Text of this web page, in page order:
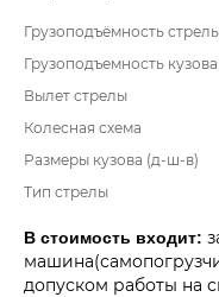
Грузоподъёмность
Грузоподъемность кузова
Вылет стрелы
Колесная схема
Размеры кузова (д-ш-в)
Тип стрелы
В стоимость входит:
допуском работы на